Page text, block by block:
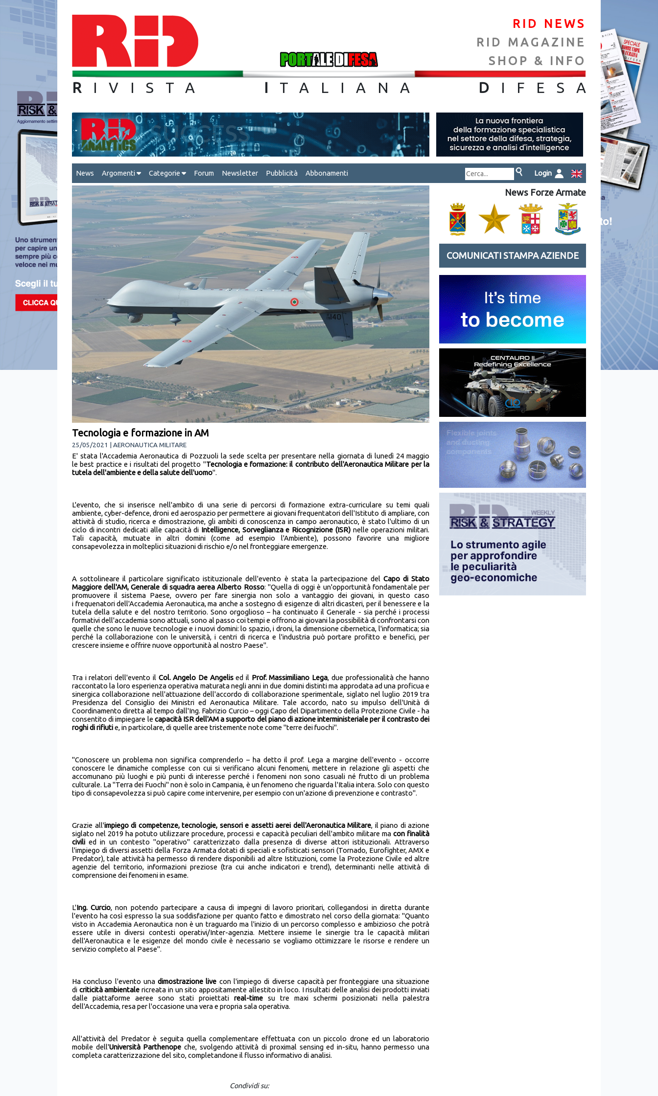
RID NEWS
RID MAGAZINE
SHOP & INFO
R IVISTA I TALIANA D IFES A
News Argomenti Categorie Forum Newsletter Pubblicità Abbonamenti Login
Tecnologia e formazione in AM
25/05/2021 | AERONAUTICA MILITARE
E' stata l'Accademia Aeronautica di Pozzuoli la sede scelta per presentare nella giornata di lunedì 24 maggio
le best practice e i risultati del progetto "Tecnologia e formazione: il contributo dell'Aeronautica Militare per la
tutela dell'ambiente e della salute dell'uomo".
L'evento, che si inserisce nell'ambito di una serie di percorsi di formazione extra-curriculare su temi quali
ambiente, cyber-defence, droni ed aerospazio per permettere ai giovani frequentatori dell'Istituto di ampliare, con
attività di studio, ricerca e dimostrazione, gli ambiti di conoscenza in campo aeronautico, è stato l'ultimo di un
ciclo di incontri dedicati alle capacità di Intelligence, Sorveglianza e Ricognizione (ISR)nelle operazioni militari.
Tali capacità, mutuate in altri domini (come ad esempio l'Ambiente), possono favorire una migliore
consapevolezza in molteplici situazioni di rischio e/o nel fronteggiare emergenze.
A sottolineare il particolare significato istituzionale dell'evento è stata la partecipazione del Capo di Stato
Maggiore dell'AM, Generale di squadra aerea Alberto Rosso: "Quella di oggi è un'opportunità fondamentale per
promuovere il sistema Paese, ovvero per fare sinergia non solo a vantaggio dei giovani, in questo caso
i frequenatori dell'Accademia Aeronautica, ma anche a sostegno di esigenze di altri dicasteri, per il benessere e la
tutela della salute e del nostro territorio. Sono orgoglioso – ha continuato il Generale - sia perché i processi
formativi dell'accademia sono attuali, sono al passo coi tempi e offrono ai giovani la possibilità di confrontarsi con
quelle che sono le nuove tecnologie e i nuovi domini: lo spazio, i droni, la dimensione cibernetica, l'informatica; sia
perché la collaborazione con le università, i centri di ricerca e l'industria può portare profitto e benefici, per
crescere insieme e offrire nuove opportunità al nostro Paese".
Tra i relatori dell'evento il Col. Angelo De Angelised il Prof. Massimiliano Lega, due professionalità che hanno
raccontato la loro esperienza operativa maturata negli anni in due domini distinti ma approdata ad una proficua e
sinergica collaborazione nell'attuazione dell'accordo di collaborazione sperimentale, siglato nel luglio 2019 tra
Presidenza del Consiglio dei Ministri ed Aeronautica Militare. Tale accordo, nato su impulso dell'Unità di
Coordinamento diretta al tempo dall'Ing. Fabrizio Curcio – oggi Capo del Dipartimento della Protezione Civile - ha
consentito di impiegare le capacità ISR dell'AM a supporto del piano di azione interministeriale per il contrasto dei
roghi di rifiutie, in particolare, di quelle aree tristemente note come "terre dei fuochi".
"Conoscere un problema non significa comprenderlo – ha detto il prof. Lega a margine dell'evento - occorre
conoscere le dinamiche complesse con cui si verificano alcuni fenomeni, mettere in relazione gli aspetti che
accomunano più luoghi e più punti di interesse perché i fenomeni non sono casuali né frutto di un problema
culturale. La "Terra dei Fuochi" non è solo in Campania, è un fenomeno che riguarda l'Italia intera. Solo con questo
tipo di consapevolezza si può capire come intervenire, per esempio con un'azione di prevenzione e contrasto".
Grazie all'impiego di competenze, tecnologie, sensori e assetti aerei dell'Aeronautica Militare, il piano di azione
siglato nel 2019 ha potuto utilizzare procedure, processi e capacità peculiari dell'ambito militare ma con finalità
civili ed in un contesto "operativo" caratterizzato dalla presenza di diverse attori istituzionali. Attraverso
l'impiego di diversi assetti della Forza Armata dotati di speciali e sofisticati sensori (Tornado, Eurofighter, AMX e
Predator), tale attività ha permesso di rendere disponibili ad altre Istituzioni, come la Protezione Civile ed altre
agenzie del territorio, informazioni preziose (tra cui anche indicatori e trend), determinanti nelle attività di
comprensione dei fenomeni in esame.
L'Ing. Curcio, non potendo partecipare a causa di impegni di lavoro prioritari, collegandosi in diretta durante
l'evento ha così espresso la sua soddisfazione per quanto fatto e dimostrato nel corso della giornata: "Quanto
visto in Accademia Aeronautica non è un traguardo ma l'inizio di un percorso complesso e ambizioso che potrà
essere utile in diversi contesti operativi/Inter-agenzia. Mettere insieme le sinergie tra le capacità militari
dell'Aeronautica e le esigenze del mondo civile è necessario se vogliamo ottimizzare le risorse e rendere un
servizio completo al Paese".
Ha concluso l'evento unadimostrazione live con l'impiego di diverse capacità per fronteggiare una situazione
di criticità ambientale ricreata in un sito appositamente allestito in loco. I risultati delle analisi dei prodotti inviati
dalle piattaforme aeree sono stati proiettati real-time su tre maxi schermi posizionati nella palestra
dell'Accademia, resa per l'occasione una vera e propria sala operativa.
All'attività del Predator è seguita quella complementare effettuata con un piccolo drone ed un laboratorio
mobile dell'Università Parthenopeche, svolgendo attività di proximal sensing ed in-situ, hanno permesso una
completa caratterizzazione del sito, completandone il flusso informativo di analisi.
Condividi su:
News Forze Armate
COMUNICATI STAMPA AZIENDE